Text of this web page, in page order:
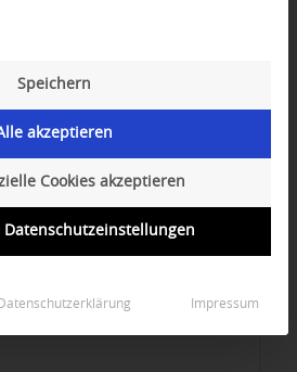
Speichern
akzeptieren
Cookies akzeptieren
Datenschutzeinstellungen
Datenschutzerklärung Impressum